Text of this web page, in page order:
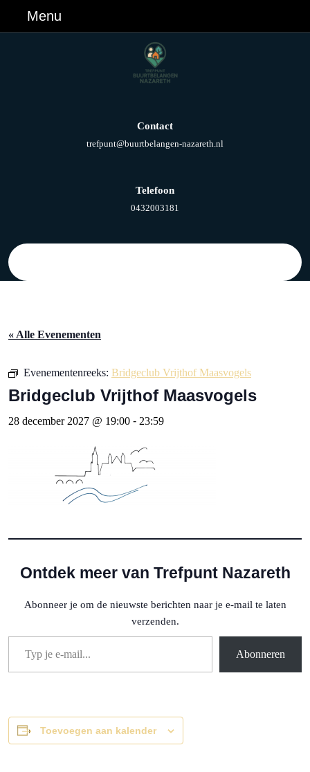
Menu
Contact
trefpunt@buurtbelangen-nazareth.nl
Telefoon
0432003181
« Alle Evenementen
Evenementenreeks: Bridgeclub Vrijthof Maasvogels
Bridgeclub Vrijthof Maasvogels
28 december 2027 @ 19:00 - 23:59
Ontdek meer van Trefpunt Nazareth
Abonneer je om de nieuwste berichten naar je e-mail te laten
verzenden.
Typ je e-mail...
Abonneren
Toevoegen aan kalender